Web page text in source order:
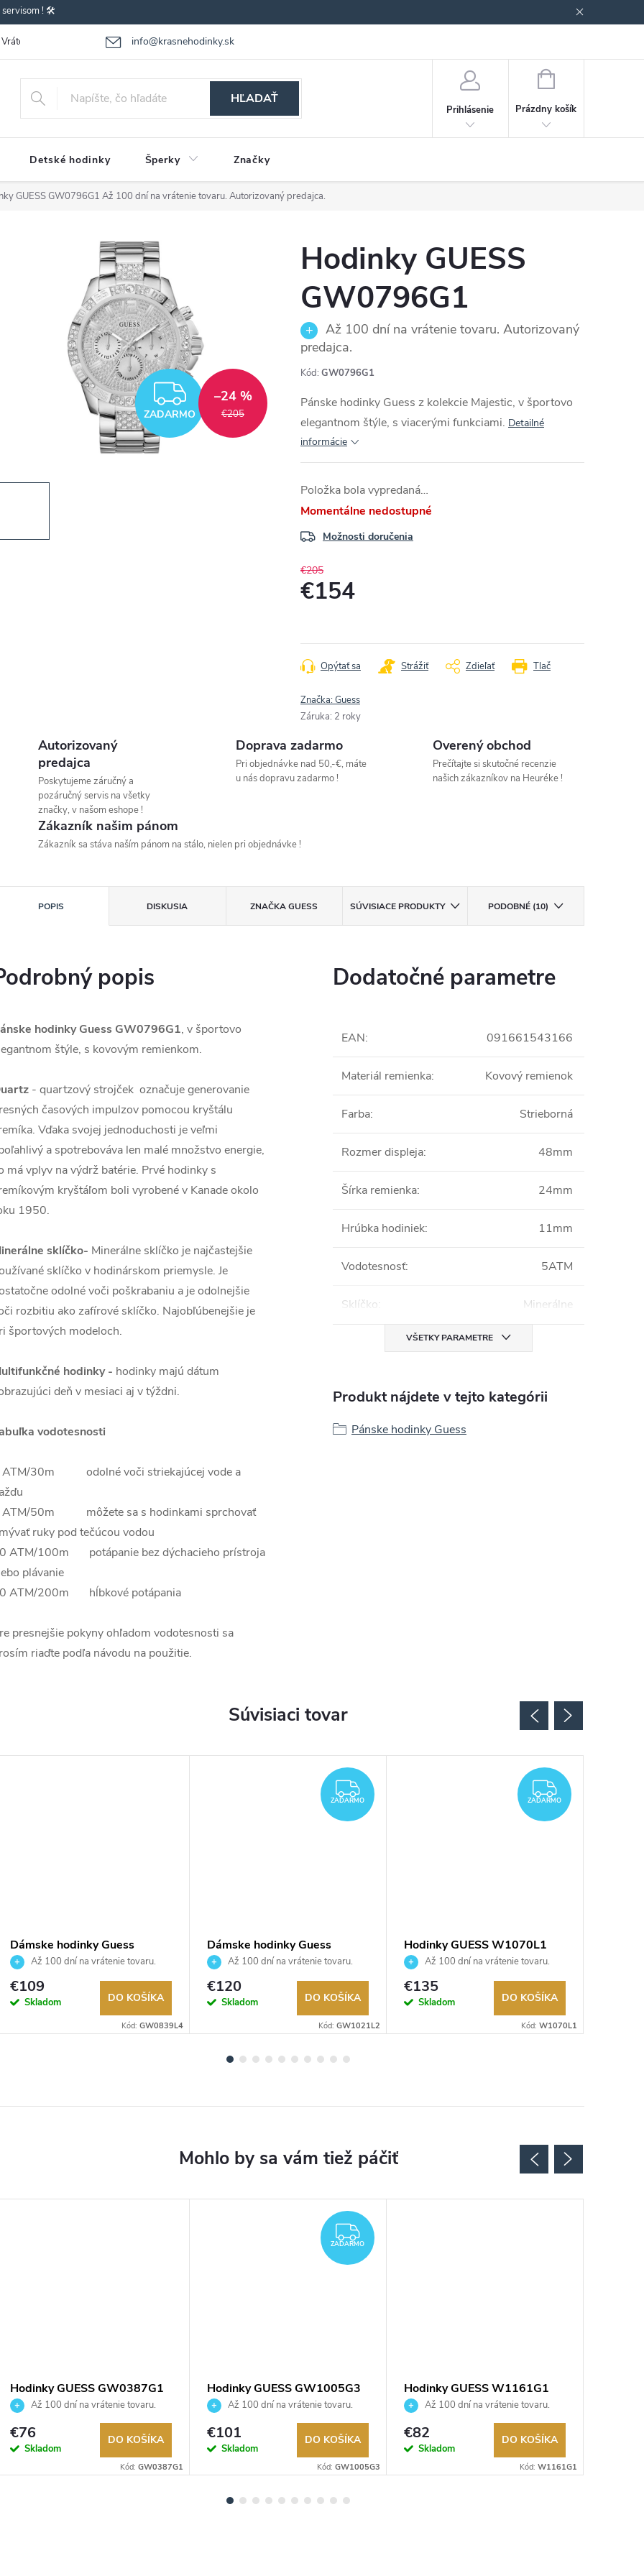
servisom ! 🛠️
info@krasnehodinky.sk
Vrátenie-výmena tovaru Reklamácia tovaru Obchodné podmienky
HĽADAŤ
Prihlásenie
NÁKUPNÝ
Prázdny košík
Detské hodinky Šperky Značky
GUESS GW0796G1 Až 100 dní na vrátenie tovaru. Autorizovaný predajca.
ZADARMO
ZADARMO €205
–24 %
Hodinky GUESS
GW0796G1
Až 100 dní na vrátenie tovaru. Autorizovaný
predajca.
Kód: GW0796G1
Pánske hodinky Guess z kolekcie Majestic, v športovo
elegantnom štýle, s viacerými funkciami. Detailné
informácie
Položka bola vypredaná…
Momentálne nedostupné
Možnosti doručenia
€205
€154
Tlač
Opýtať sa Strážiť Zdieľať
Značka:Guess
Záruka: 2 roky
Autorizovaný
predajca
Poskytujeme záručný a
pozáručný servis na všetky
značky, v našom eshope !
Doprava zadarmo
Pri objednávke nad 50,-€, máte
u nás dopravu zadarmo !
Overený obchod
Prečítajte si skutočné recenzie
našich zákazníkov na Heuréke !
Zákazník našim pánom
Zákazník sa stáva naším pánom na stálo, nielen pri objednávke !
POPIS DISKUSIA ZNAČKAGUESS SÚVISIACE PRODUKTY PODOBNÉ (10)
popis
hodinky Guess GW0796G1, v športovo
štýle, s kovovým remienkom.
- quartzový strojček označuje generovanie
časových impulzov pomocou kryštálu
Vďaka svojej jednoduchosti je veľmi
a spotrebováva len malé množstvo energie,
má vplyv na výdrž batérie. Prvé hodinky s
kryštáľom boli vyrobené v Kanade okolo
1950.
sklíčko- Minerálne sklíčko je najčastejšie
sklíčko v hodinárskom priemysle. Je
odolné voči poškrabaniu a je odolnejšie
rozbitiu ako zafírové sklíčko. Najobľúbenejšie je
športových modeloch.
hodinky - hodinky majú dátum
deň v mesiaci aj v týždni.
vodotesnosti
ATM/30m odolné voči striekajúcej vode a
ATM/50m môžete sa s hodinkami sprchovať
ruky pod tečúcou vodou
ATM/100m potápanie bez dýchacieho prístroja
plávanie
ATM/200m hĺbkové potápania
presnejšie pokyny ohľadom vodotesnosti sa
riaďte podľa návodu na použitie.
Dodatočné parametre
EAN: 091661543166
Materiál remienka: Kovový remienok
Farba: Strieborná
Rozmer displeja: 48mm
Šírka remienka: 24mm
Hrúbka hodiniek: 11mm
Vodotesnosť: 5ATM
Sklíčko: Minerálne
VŠETKY PARAMETRE
Produkt nájdete v tejto kategórii
Pánske hodinky Guess
Súvisiaci tovar
Dámske hodinky Guess
GW0839L4
Až 100 dní na vrátenie tovaru.
Autorizovaný predajca.
€109
Skladom DO KOŠÍKA
Kód: GW0839L4
ZADARMO
ZADARMO
Dámske hodinky Guess
GW1021L2
Až 100 dní na vrátenie tovaru.
Autorizovaný predajca.
€120
Skladom DO KOŠÍKA
Kód: GW1021L2
ZADARMO
ZADARMO
Hodinky GUESS W1070L1
Až 100 dní na vrátenie tovaru.
Autorizovaný predajca.
€135
Skladom DO KOŠÍKA
Kód: W1070L1
Hodinky GUESS GW0387G1
Až 100 dní na vrátenie tovaru.
Autorizovaný predajca.
€76
Skladom
DO KOŠÍKA
Kód: GW0387G1
ZADARMO
ZADARMO
Hodinky GUESS GW1005G3
Až 100 dní na vrátenie tovaru.
Autorizovaný predajca.
€101
Skladom
DO KOŠÍKA
Kód: GW1005G3
Hodinky GUESS W1161G1
Až 100 dní na vrátenie tovaru.
Autorizovaný predajca.
€82
Skladom
DO KOŠÍKA
Kód: W1161G1